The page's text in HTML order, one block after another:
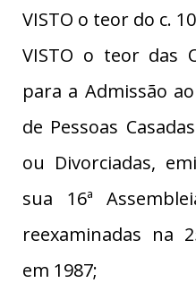
VISTO o teor do c.
VISTO o teor das
para a Admissão
de Pessoas
ou Divorciadas,
sua 16ª
reexaminadas na
em 1987;